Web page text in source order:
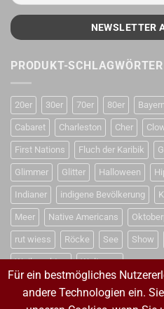
PRODUKT-SCHLAGWÖRTER
20er 30er 70er 80er Bayern
Cabaret Charleston Cher
First Nations Fluch der Karibik
Glimmer Glitter Halloween
Indianer indigene Bevölkerung
Meer Native Americans
rut wiess Röcke See Show
Weihnachten Weltraum
Für ein bestmögliches
andere Technologien ein.